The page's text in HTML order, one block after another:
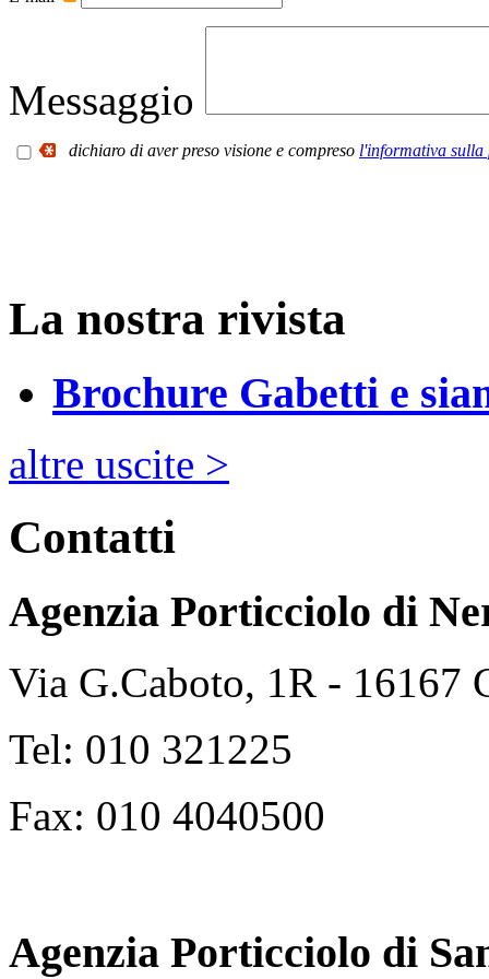
Messaggio
dichiaro di aver preso visione e compreso l'informativa sulla
La nostra rivista
Brochure Gabetti e
altre uscite >
Contatti
Agenzia Porticciolo di
Via G.Caboto, 1R - 16167
Tel: 010 321225
Fax: 010 4040500
Agenzia Porticciolo di